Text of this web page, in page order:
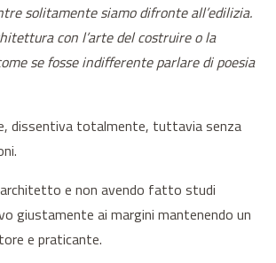
solitamente siamo difronte all’edilizia.
con l’arte del costruire o la
se fosse indifferente parlare di poesia
dissentiva totalmente, tuttavia senza
e non avendo fatto studi
giustamente ai margini mantenendo un
e praticante.